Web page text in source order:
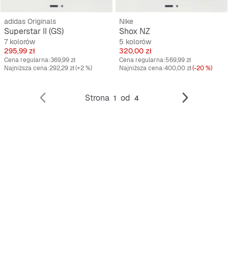
adidas Originals
Superstar II (GS)
7 kolorów
Cena
295,99 zł
Cena regularna:369,99 zł
Najniższa cena:292,29 zł(+2 %)
Nike
Shox NZ
5 kolorów
Cena
320,00 zł
Cena regularna:569,99 zł
Najniższa cena:400,00 zł(-20 %)
Strona 1 od 4